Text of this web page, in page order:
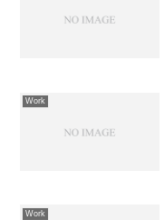
Work
Work